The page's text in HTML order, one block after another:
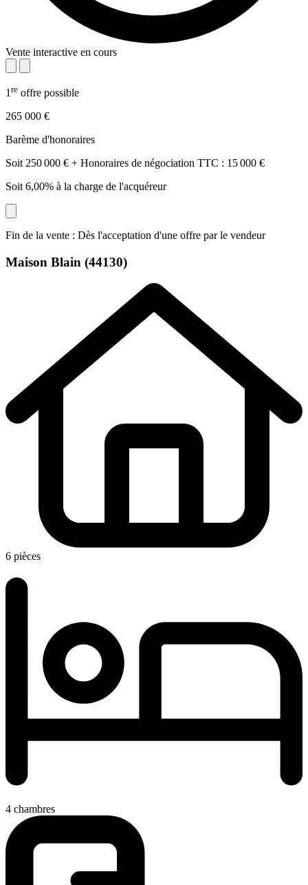
Vente interactive en cours
1 re offre possible
265 000 €
Barème d'honoraires
Soit 250 000 € + Honoraires de négociation TTC : 15 000 €
Soit 6,00% à la charge de l'acquéreur
Fin de la vente : Dès l'acceptation d'une offre par le vendeur
Maison Blain (44130)
6 pièces
4 chambres